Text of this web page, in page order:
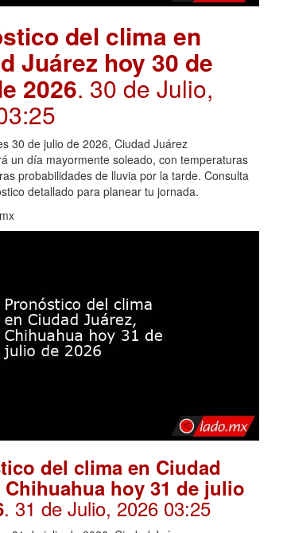
del clima en
Juárez hoy 30 de
2026. 30 de Julio,
30 de julio de 2026, Ciudad Juárez
un día mayormente soleado, con temperaturas
probabilidades de lluvia por la tarde. Consulta
detallado para planear tu jornada.
del clima en Ciudad
Chihuahua hoy 31 de julio
. 31 de Julio, 2026 03:25